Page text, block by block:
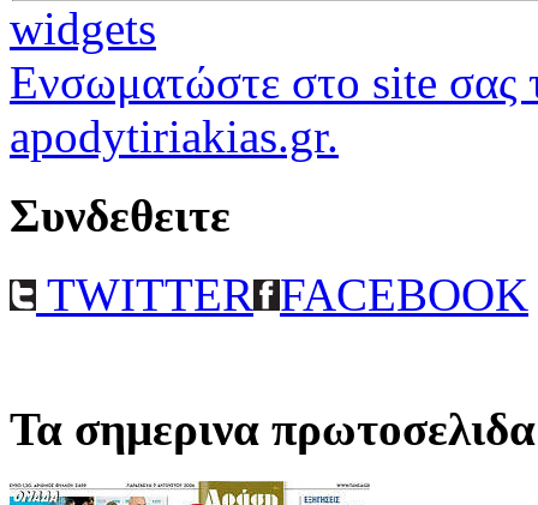
widgets
Ενσωματώστε στο site σας
apodytiriakias.gr.
Συνδεθειτε
TWITTER FACEBOOK
Τα σημερινα πρωτοσελιδα